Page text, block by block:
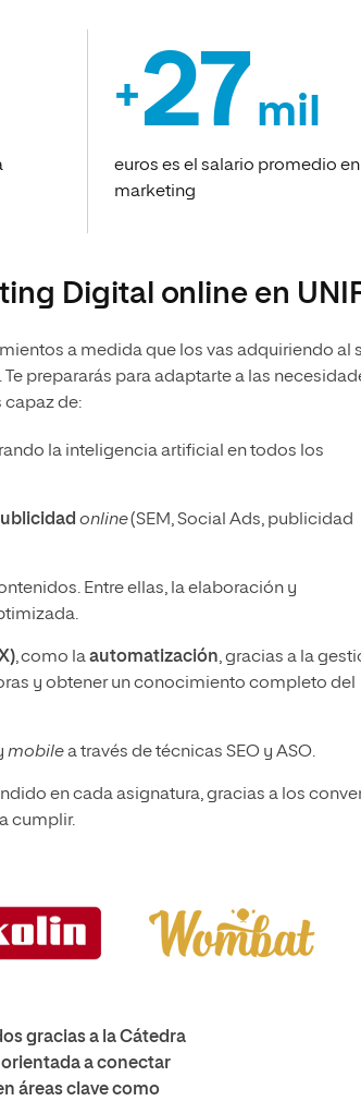
+27 mil
euros es el salario promedio en
marketing
Digital online en
a medida que los vas adquiriendo al
prepararás para adaptarte a las
capaz de:
la inteligencia artificial en todos los
online(SEM, Social Ads, publicidad
Entre ellas, la elaboración y
, como laautomatización, gracias a la
y obtener un conocimiento completo del
mobilea través de técnicas SEO y ASO.
en cada asignatura, gracias a los
cumplir.
gracias a la Cátedra
a conectar
áreas clave como